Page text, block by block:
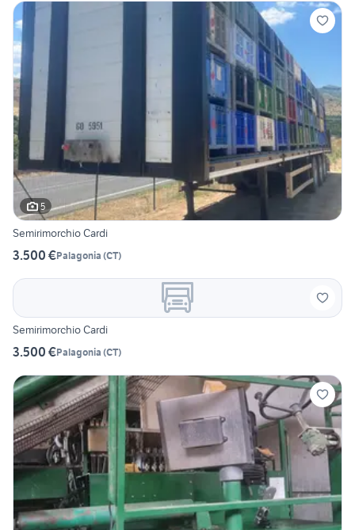
5
Semirimorchio Cardi
3.500 €Palagonia (CT)
Semirimorchio Cardi
3.500 €Palagonia (CT)